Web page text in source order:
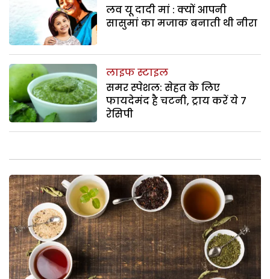
लव यू दादी मां : क्यों आपनी
सासुमां का मजाक बनाती थी नीरा
लाइफ स्टाइल
समर स्पेशल: सेहत के लिए
फायदेमंद है चटनी, ट्राय करें ये 7
रेसिपी